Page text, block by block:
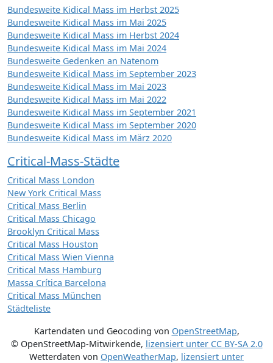
Bundesweite Kidical Mass im Herbst 2025
Bundesweite Kidical Mass im Mai 2025
Bundesweite Kidical Mass im Herbst 2024
Bundesweite Kidical Mass im Mai 2024
Bundesweite Gedenken an Natenom
Bundesweite Kidical Mass im September 2023
Bundesweite Kidical Mass im Mai 2023
Bundesweite Kidical Mass im Mai 2022
Bundesweite Kidical Mass im September 2021
Bundesweite Kidical Mass im September 2020
Bundesweite Kidical Mass im März 2020
Critical-Mass-Städte
Critical Mass London
New York Critical Mass
Critical Mass Berlin
Critical Mass Chicago
Brooklyn Critical Mass
Critical Mass Houston
Critical Mass Wien Vienna
Critical Mass Hamburg
Massa Crítica Barcelona
Critical Mass München
Städteliste
Kartendaten und Geocoding von OpenStreetMap,
© OpenStreetMap-Mitwirkende, lizensiert unter CC BY-SA 2.0
Wetterdaten von OpenWeatherMap, lizensiert unter